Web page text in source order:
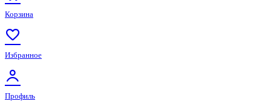
Корзина
Избранное
Профиль